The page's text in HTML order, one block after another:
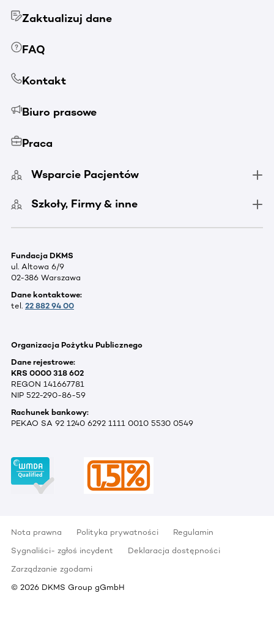
Zaktualizuj dane
FAQ
Kontakt
Biuro prasowe
Praca
Wsparcie Pacjentów
Szkoły, Firmy & inne
Fundacja DKMS
ul. Altowa 6/9
02-386 Warszawa
Dane kontaktowe:
tel. 22 882 94 00
Organizacja Pożytku Publicznego
Dane rejestrowe:
KRS 0000 318 602
REGON 141667781
NIP 522-290-86-59
Rachunek bankowy:
PEKAO SA 92 1240 6292 1111 0010 5530 0549
Nota prawna Polityka prywatności
Regulamin
Sygnaliści- zgłoś incydent
Deklaracja dostępności
Zarządzanie zgodami
© 2026 DKMS Group gGmbH